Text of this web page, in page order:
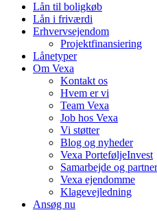
Lån til boligkøb
Lån i friværdi
Erhvervsejendom
Projektfinansiering
Lånetyper
Om Vexa
Kontakt os
Hvem er vi
Team Vexa
Job hos Vexa
Vi støtter
Blog og nyheder
Vexa PorteføljeInvest
Samarbejde og
Vexa ejendomme
Klagevejledning
Ansøg nu